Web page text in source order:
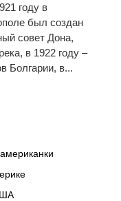
году в
был создан
совет Дона,
в 1922 году –
Болгарии, в...